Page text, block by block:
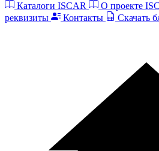
Каталоги ISCAR
О проекте
реквизиты
Контакты Скачать